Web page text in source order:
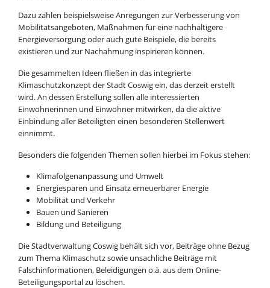
Dazu zählen beispielsweise Anregungen zur Verbesserung von
Mobilitätsangeboten, Maßnahmen für eine nachhaltigere
Energieversorgung oder auch gute Beispiele, die bereits
existieren und zur Nachahmung inspirieren können.
Die gesammelten Ideen fließen in das integrierte
Klimaschutzkonzept der Stadt Coswig ein, das derzeit erstellt
wird. An dessen Erstellung sollen alle interessierten
Einwohnerinnen und Einwohner mitwirken, da die aktive
Einbindung aller Beteiligten einen besonderen Stellenwert
einnimmt.
Besonders die folgenden Themen sollen hierbei im Fokus stehen:
Klimafolgenanpassung und Umwelt
Energiesparen und Einsatz erneuerbarer Energie
Mobilität und Verkehr
Bauen und Sanieren
Bildung und Beteiligung
Die Stadtverwaltung Coswig behält sich vor, Beiträge ohne Bezug
zum Thema Klimaschutz sowie unsachliche Beiträge mit
Falschinformationen, Beleidigungen o.ä. aus dem Online-
Beteiligungsportal zu löschen.